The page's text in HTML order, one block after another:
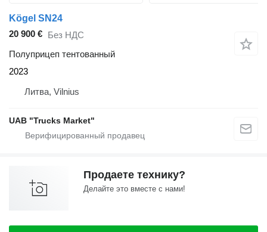
Kögel SN24
20 900 € Без НДС
Полуприцеп тентованный
2023
Литва, Vilnius
UAB "Trucks Market"
Продаете технику?
Делайте это вместе с нами!